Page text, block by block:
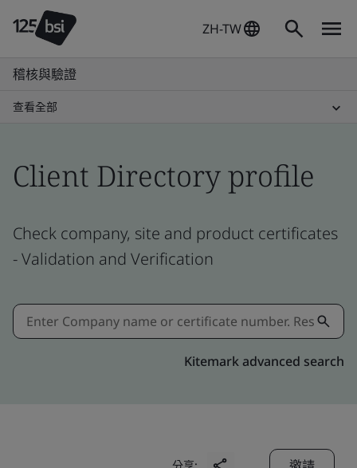
ZH-TW
稽核與驗證
查看全部
Client Directory profile
Check company, site and product certificates
- Validation and Verification
Kitemark advanced search